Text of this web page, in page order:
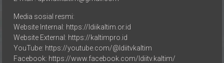
Website Internal: https://ldiikaltim.or.id
Website External: https://kaltimpro.id
YouTube: https://youtube.com/@ldiitvkaltim
Facebook: https://www.facebook.com/ldiitv.kaltim/
TikTok: https://tiktok.com/@ldiitvkaltim